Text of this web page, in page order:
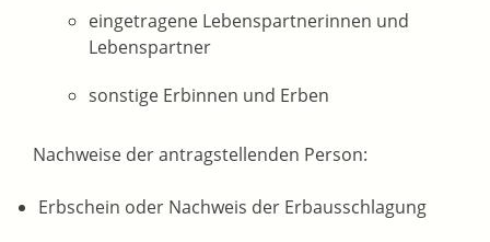
eingetragene Lebenspartnerinnen und
Lebenspartner
sonstige Erbinnen und Erben
Nachweise der antragstellenden Person:
Erbschein oder Nachweis der Erbausschlagung